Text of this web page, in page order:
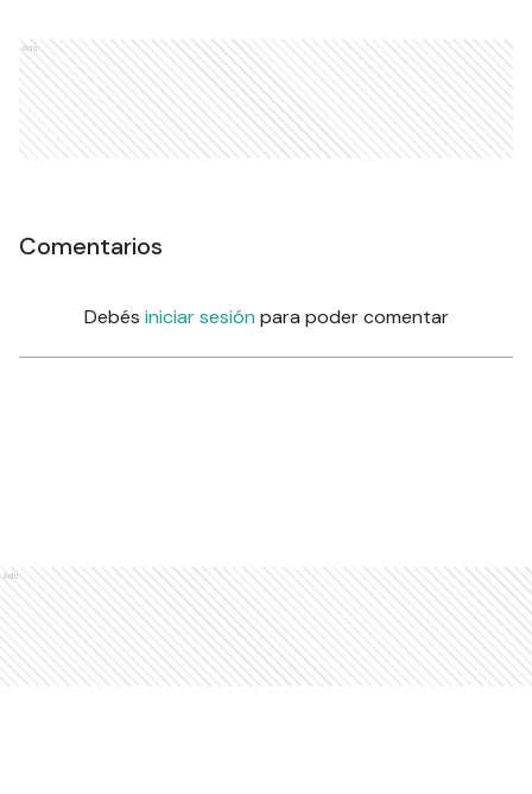
Ads
Comentarios
Debés iniciar sesión para poder comentar
Ads